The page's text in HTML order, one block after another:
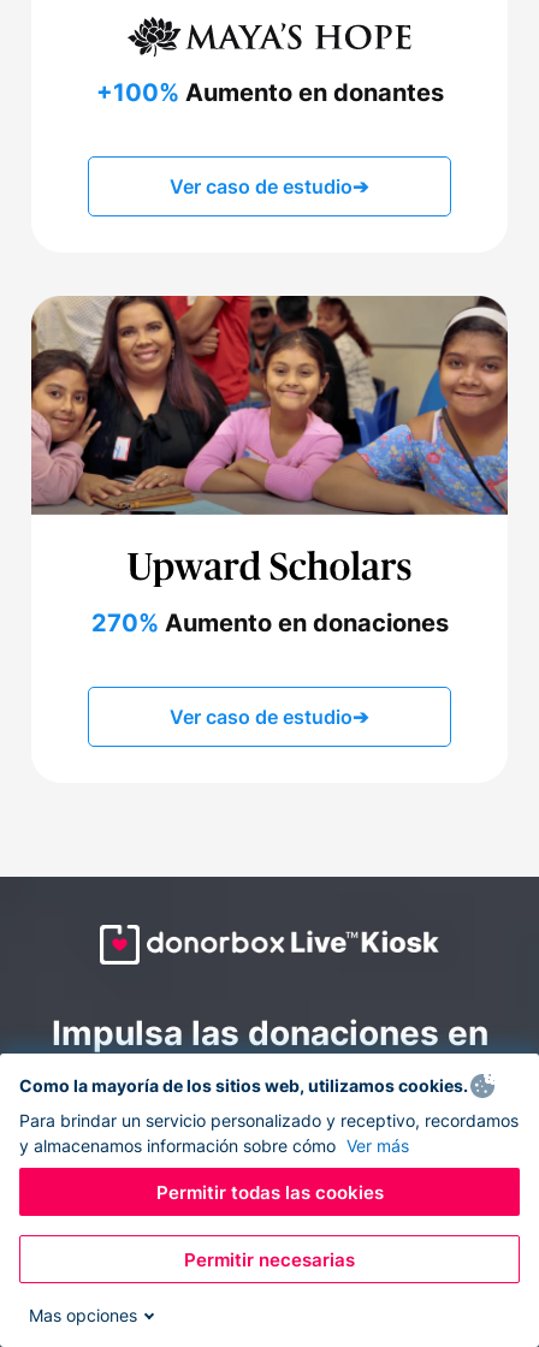
+100% Aumento en donantes
Ver caso de estudio➔
270% Aumento en donaciones
Ver caso de estudio➔
Impulsa las donaciones en
todas partes: combina la
recaudación de fondos en
línea y en el sitio con
Donorbox Live Kiosk.
Convierte tu tableta en un quiosco de donaciones y
recolecta donaciones sin efectivo durante eventos, en
Como la mayoría de los sitios web, utilizamos cookies.
Para brindar un servicio personalizado y receptivo, recordamos
y almacenamos información sobre cómo Ver más
Permitir todas las cookies
Permitir necesarias
Mas opciones